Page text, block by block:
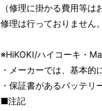
（修理に掛かる費用等
修理は行っておりません。
※HiKOKI/ハイコーキ・
・メーカーでは、基本
・保証書があるバッテ
■注記